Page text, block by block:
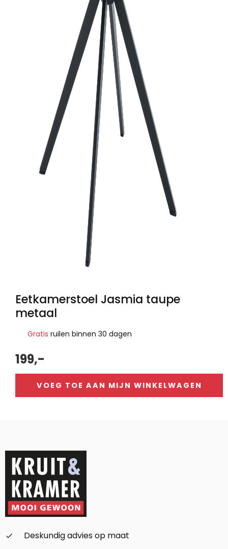
Eetkamerstoel Jasmia taupe
metaal
Gratis ruilen binnen 30 dagen
199,-
VOEG TOE AAN MIJN WINKELWAGEN
check_small
Deskundig advies op maat